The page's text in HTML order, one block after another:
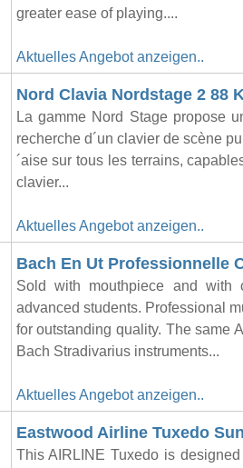
greater ease of playing....
Aktuelles Angebot anzeigen..
Nord Clavia Nordstage 2 88
La gamme Nord Stage propose
recherche d´un clavier de scène
´aise sur tous les terrains,
clavier...
Aktuelles Angebot anzeigen..
Bach En Ut Professionnelle
Sold with mouthpiece and with
advanced students. Professional
for outstanding quality. The same
Bach Stradivarius instruments...
Aktuelles Angebot anzeigen..
Eastwood Airline Tuxedo
This AIRLINE Tuxedo is